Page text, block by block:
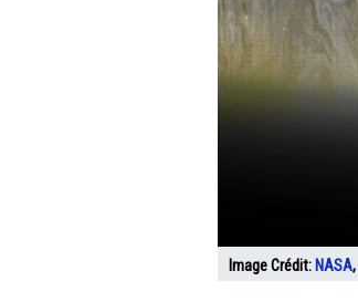
Image Crédit:NASA,